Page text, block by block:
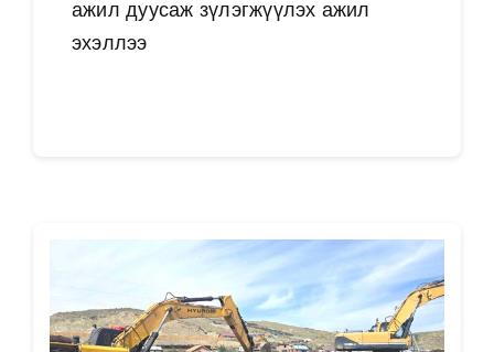
ажил дуусаж зүлэгжүүлэх ажил
эхэллээ